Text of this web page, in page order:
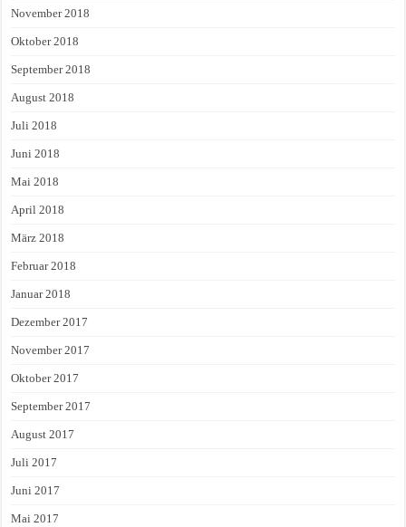
November 2018
Oktober 2018
September 2018
August 2018
Juli 2018
Juni 2018
Mai 2018
April 2018
März 2018
Februar 2018
Januar 2018
Dezember 2017
November 2017
Oktober 2017
September 2017
August 2017
Juli 2017
Juni 2017
Mai 2017